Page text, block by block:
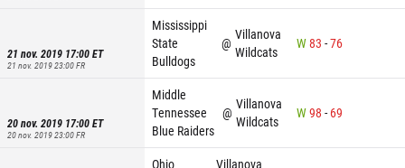
21 nov. 2019 17:00ET
21 nov. 2019 23:00FR
Mississippi
State
Bulldogs
@
Villanova
Wildcats
W83 -76
20 nov. 2019 17:00ET
20 nov. 2019 23:00FR
Middle
Tennessee
Blue Raiders
@
Villanova
Wildcats
W98 - 69
Ohio Villanova